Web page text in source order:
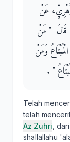
عَنْ
قَالَ ‏ "‏ مَنْ
وَمَنْ
‏"‏ ‏.‏
Telah
telah
Az Zuhri , dari
shallallahu